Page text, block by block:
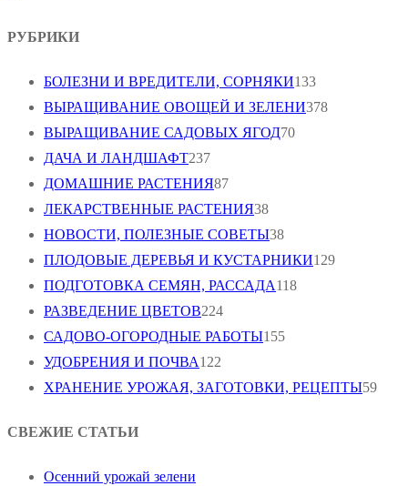
РУБРИКИ
БОЛЕЗНИ И ВРЕДИТЕЛИ, СОРНЯКИ133
ВЫРАЩИВАНИЕ ОВОЩЕЙ И ЗЕЛЕНИ378
ВЫРАЩИВАНИЕ САДОВЫХ ЯГОД70
ДАЧА И ЛАНДШАФТ237
ДОМАШНИЕ РАСТЕНИЯ87
ЛЕКАРСТВЕННЫЕ РАСТЕНИЯ38
НОВОСТИ, ПОЛЕЗНЫЕ СОВЕТЫ38
ПЛОДОВЫЕ ДЕРЕВЬЯ И КУСТАРНИКИ129
ПОДГОТОВКА СЕМЯН, РАССАДА118
РАЗВЕДЕНИЕ ЦВЕТОВ224
САДОВО-ОГОРОДНЫЕ РАБОТЫ155
УДОБРЕНИЯ И ПОЧВА122
ХРАНЕНИЕ УРОЖАЯ, ЗАГОТОВКИ, РЕЦЕПТЫ59
СВЕЖИЕ СТАТЬИ
Осенний урожай зелени